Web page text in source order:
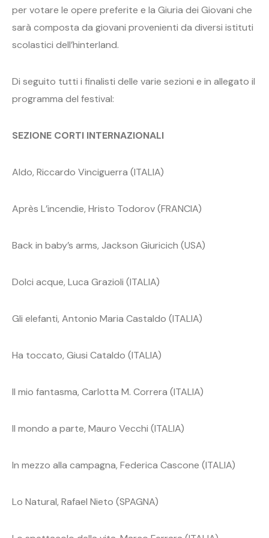
per votare le opere preferite e la Giuria dei Giovani che
sarà composta da giovani provenienti da diversi istituti
scolastici dell’hinterland.
Di seguito tutti i finalisti delle varie sezioni e in allegato il
programma del festival:
SEZIONE CORTI INTERNAZIONALI
Aldo, Riccardo Vinciguerra (ITALIA)
Après L’incendie, Hristo Todorov (FRANCIA)
Back in baby’s arms, Jackson Giuricich (USA)
Dolci acque, Luca Grazioli (ITALIA)
Gli elefanti, Antonio Maria Castaldo (ITALIA)
Ha toccato, Giusi Cataldo (ITALIA)
Il mio fantasma, Carlotta M. Correra (ITALIA)
Il mondo a parte, Mauro Vecchi (ITALIA)
In mezzo alla campagna, Federica Cascone (ITALIA)
Lo Natural, Rafael Nieto (SPAGNA)